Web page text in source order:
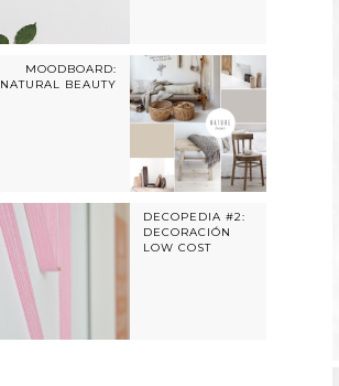
MOODBOARD:
NATURAL BEAUTY
DECOPEDIA #2:
DECORACIÓN
LOW COST